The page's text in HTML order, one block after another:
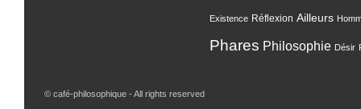
Existence Réflexion Ailleurs
Phares Philosophie Désir
© café-philosophique - All rights reserved